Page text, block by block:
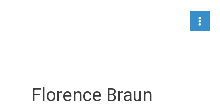
Florence Braun